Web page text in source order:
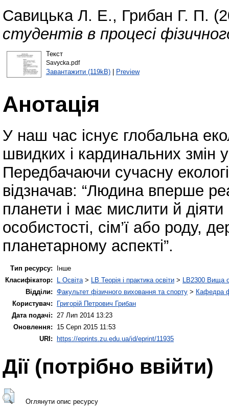
Савицька Л. Е., Грибан Г. П.
студентів в процесі
Текст
Savycka.pdf
Завантажити (119kB)| Preview
Анотація
У наш час існує глобальна
швидких і кардинальних змін
Передбачаючи сучасну
відзначав: “Людина вперше
планети і має мислити й діяти
особистості, сім’ї або роду,
планетарному аспекті”.
Тип ресурсу:
Інше
Класифікатор:
L Освіта > LB Теорія і практика освіти > LB2300 Вища
Відділи: Факультет фізичного виховання та спорту > Кафедра
Користувач:
Григорій Петрович Грибан
Дата подачі:
27 Лип 2014 13:23
Оновлення:
15 Серп 2015 11:53
URI: https://eprints.zu.edu.ua/id/eprint/11935
Дії ​​(потрібно ввійти)
Оглянути опис ресурсу